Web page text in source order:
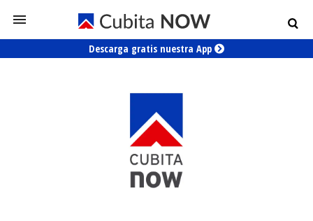
Descarga gratis nuestra App